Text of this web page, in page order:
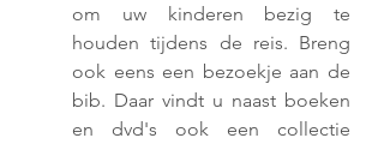
om uw kinderen bezig te
houden tijdens de reis. Breng
ook eens een bezoekje aan de
bib. Daar vindt u naast boeken
en dvd's ook een collectie